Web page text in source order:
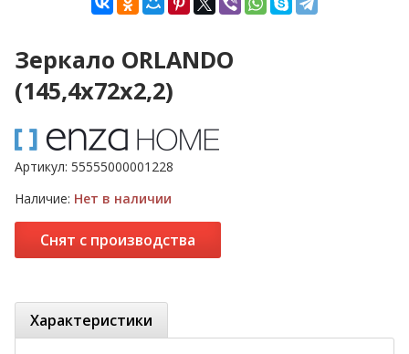
Зеркало ORLANDO
(145,4x72x2,2)
Артикул: 55555000001228
Наличие: Нет в наличии
Снят с производства
Характеристики